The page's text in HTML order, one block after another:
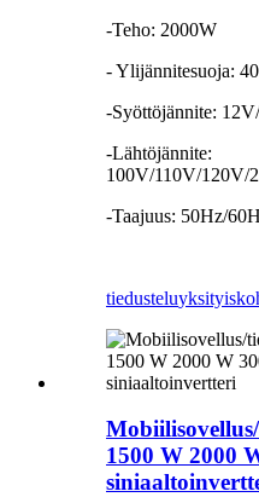
-Teho: 2000W
- Ylijännitesuoja:
-Syöttöjännite:
-Lähtöjännite:
100V/110V/120V/
-Taajuus: 50Hz/
tiedustelu
1500 W 2000